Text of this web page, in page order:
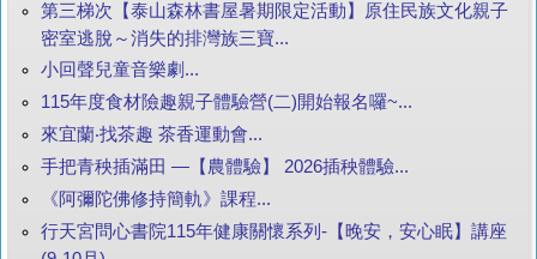
第三梯次【泰山森林書屋暑期限定活動】原住民族文化親子
密室逃脫～消失的排灣族三寶...
小回聲兒童音樂劇...
115年度食材險趣親子體驗營(二)開始報名囉~...
來宜蘭‧找茶趣 茶香運動會...
手把青秧插滿田 —【農體驗】 2026插秧體驗...
《阿彌陀佛修持簡軌》課程...
行天宮問心書院115年健康關懷系列-【晚安，安心眠】講座